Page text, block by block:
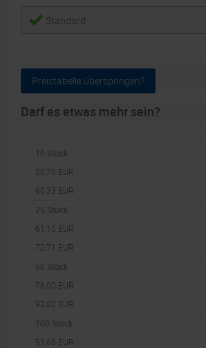
Standard
Auflage
Darf es etwas mehr sein?
Preistabelle überspringen?
10 Stück
50,70 EUR
60,33 EUR
25 Stück
61,10 EUR
72,71 EUR
50 Stück
78,00 EUR
92,82 EUR
100 Stück
93,60 EUR